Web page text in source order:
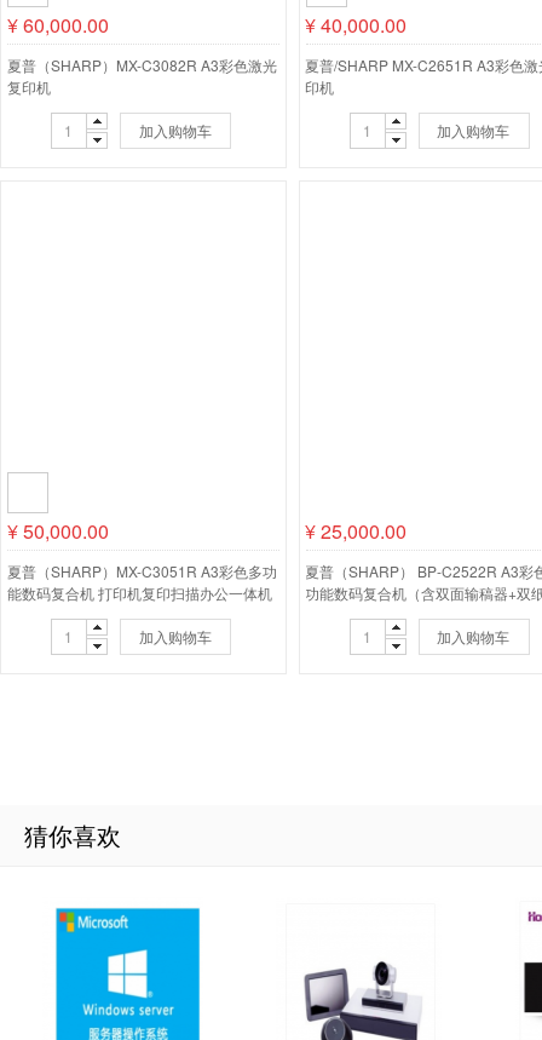
¥60,000.00
夏普（SHARP）MX-C3082R A3彩色激光
复印机
加入购物车
¥40,000.00
夏普/SHARP MX-C2651R A3彩色
印机
加入购物车
¥50,000.00
夏普（SHARP）MX-C3051R A3彩色多功
能数码复合机 打印机复印扫描办公一体机
（含双面输稿器+双层纸盒）彩色激光复印
加入购物车
¥25,000.00
夏普（SHARP） BP-C2522R A3彩
功能数码复合机（含双面输稿器+双
彩色激光复印机
加入购物车
猜你喜欢